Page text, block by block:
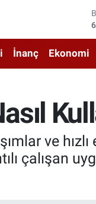
İnanç Ekonomi
ve
çalışan